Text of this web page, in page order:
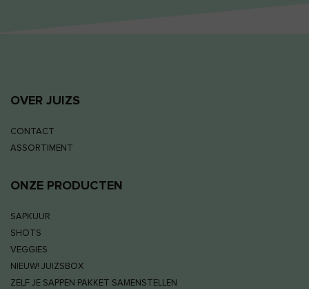
OVER JUIZS
CONTACT
ASSORTIMENT
ONZE PRODUCTEN
SAPKUUR
SHOTS
VEGGIES
NIEUW! JUIZSBOX
ZELF JE SAPPEN PAKKET SAMENSTELLEN